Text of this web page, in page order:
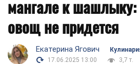
мангале к шашлыку:
овощ не придется
Екатерина Ягович
17.06.2025 13:00
3,7 т.